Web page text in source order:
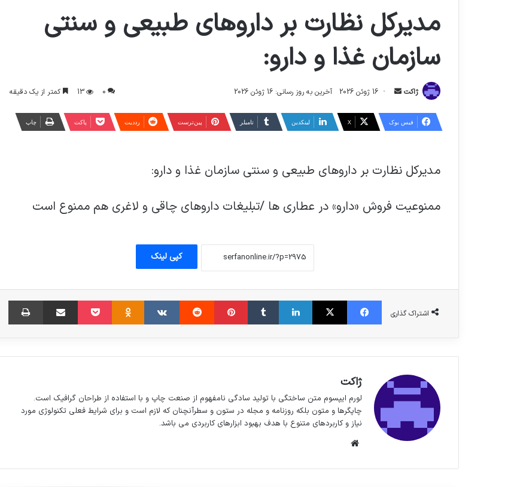
مدیرکل نظارت بر داروهای طبیعی و سنتی
سازمان غذا و دارو:
ژاکت
ارسال 16 ژوئن 2026 آخرین به روز رسانی: 16 ژوئن 2026 0
13 کمتر از یک دقیقه
فیس بوک X لینکدین ‫تامبلر ‫پین‌ترست ‫رددیت پاکت چاپ
مدیرکل نظارت بر داروهای طبیعی و سنتی سازمان غذا و دارو:
ممنوعیت فروش «دارو» در عطاری ها /تبلیغات داروهای چاقی و لاغری هم ممنوع است
کپی لینک
اشتراک گذاری
فیس بوک X لینکدین ‫تامبلر ‫پین‌ترست ‫رددیت ‫VKontakte
‫Odnoklassniki
پاکت اشتراک گذاری از طریق ایمیل چاپ
ژاکت
لورم ایپسوم متن ساختگی با تولید سادگی نامفهوم از صنعت چاپ و با استفاده از طراحان گرافیک است.
چاپگرها و متون بلکه روزنامه و مجله در ستون و سطرآنچنان که لازم است و برای شرایط فعلی تکنولوژی مورد
نیاز و کاربردهای متنوع با هدف بهبود ابزارهای کاربردی می باشد.
دو بازداشتی در پرونده تخلف انتخاباتی یکی
از ستادها
رضوانی تانک ایکس معرفی شد: شاسی بلندی
با قلب دوج دیمون و بدنه جیپ رنجر